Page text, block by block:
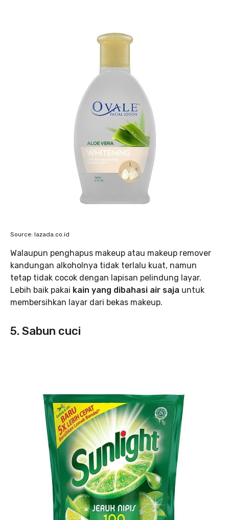
Source: lazada.co.id
Walaupun penghapus makeup atau makeup remover
kandungan alkoholnya tidak terlalu kuat, namun
tetap tidak cocok dengan lapisan pelindung layar.
Lebih baik pakai kain yang dibahasi air saja untuk
membersihkan layar dari bekas makeup.
5. Sabun cuci